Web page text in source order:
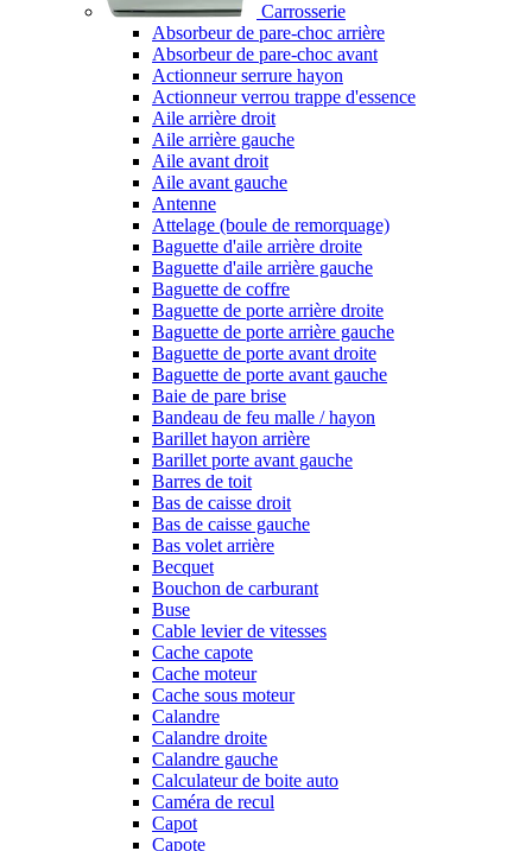
Carrosserie
Absorbeur de pare-choc arrière
Absorbeur de pare-choc avant
Actionneur serrure hayon
Actionneur verrou trappe d'essence
Aile arrière droit
Aile arrière gauche
Aile avant droit
Aile avant gauche
Antenne
Attelage (boule de remorquage)
Baguette d'aile arrière droite
Baguette d'aile arrière gauche
Baguette de coffre
Baguette de porte arrière droite
Baguette de porte arrière gauche
Baguette de porte avant droite
Baguette de porte avant gauche
Baie de pare brise
Bandeau de feu malle / hayon
Barillet hayon arrière
Barillet porte avant gauche
Barres de toit
Bas de caisse droit
Bas de caisse gauche
Bas volet arrière
Becquet
Bouchon de carburant
Buse
Cable levier de vitesses
Cache capote
Cache moteur
Cache sous moteur
Calandre
Calandre droite
Calandre gauche
Calculateur de boite auto
Caméra de recul
Capot
Capote